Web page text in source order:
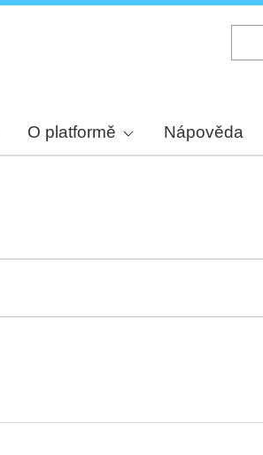
O platformě Nápověda